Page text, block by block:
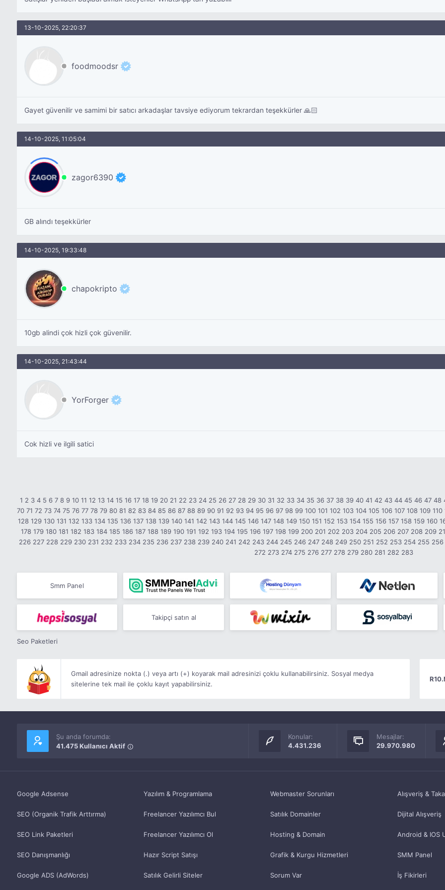
13-10-2025, 22:20:37
foodmoodsr
Gayet güvenilir ve samimi bir satıcı arkadaşlar tavsiye ediyorum tekrardan teşekkürler 🙏🏻
14-10-2025, 11:05:04
zagor6390
GB alındı teşekkürler
14-10-2025, 19:33:48
chapokripto
10gb alindi çok hizli çok güvenilir.
14-10-2025, 21:43:44
YorForger
Cok hizli ve ilgili satici
1 2 3 4 5 6 7 8 9 10 11 12 13 14 15 16 17 18 19 20 21 22 23 24 25 26 27 28 29 30 31 32 33 34 35 36 37 38 39 40 41 42 43 44 45 46 47 48
70 71 72 73 74 75 76 77 78 79 80 81 82 83 84 85 86 87 88 89 90 91 92 93 94 95 96 97 98 99 100 101 102 103 104 105 106 107 108 109 110
128 129 130 131 132 133 134 135 136 137 138 139 140 141 142 143 144 145 146 147 148 149 150 151 152 153 154 155 156 157 158 159 160
178 179 180 181 182 183 184 185 186 187 188 189 190 191 192 193 194 195 196 197 198 199 200 201 202 203 204 205 206 207 208 209
226 227 228 229 230 231 232 233 234 235 236 237 238 239 240 241 242 243 244 245 246 247 248 249 250 251 252 253 254 255 256
272 273 274 275 276 277 278 279 280 281 282 283
Smm Panel
Takipçi satın al
Seo Paketleri
Gmail adresinize nokta (.) veya artı (+) koyarak mail adresinizi çoklu kullanabilirsiniz. Sosyal medya
sitelerine tek mail ile çoklu kayıt yapabilirsiniz.
Şu anda forumda:
41.475 Kullanıcı Aktif
Konular:
4.431.236
Mesajlar:
29.970.980
Google Adsense
SEO (Organik Trafik Arttırma)
SEO Link Paketleri
SEO Danışmanlığı
Google ADS (AdWords)
Yazılım & Programlama
Freelancer Yazılımcı Bul
Freelancer Yazılımcı Ol
Hazır Script Satışı
Satılık Gelirli Siteler
Webmaster Sorunları
Satılık Domainler
Hosting & Domain
Grafik & Kurgu Hizmetleri
Sorum Var
Alışveriş &
Dijital Alışveriş
Android & IOS
SMM Panel
İş Fikirleri